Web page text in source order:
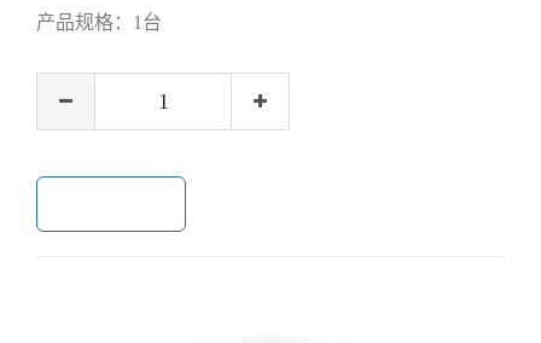
产品规格： 1台